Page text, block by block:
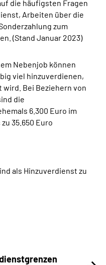
die häufigsten Fragen
Arbeiten über die
zum
(Stand Januar 2023)
Nebenjob können
viel hinzuverdienen,
wird. Bei Beziehern von
die
6.300 Euro im
35.650 Euro
als Hinzuverdienst zu